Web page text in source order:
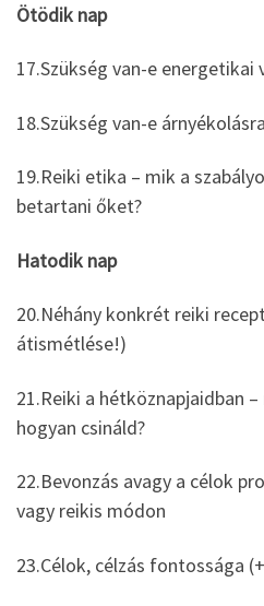
Ötödik nap
17.Szükség van-e energetikai
18.Szükség van-e
19.Reiki etika – mik a
betartani őket?
Hatodik nap
20.Néhány konkrét reiki
átismétlése!)
21.Reiki a hétköznapjaidban
hogyan csináld?
22.Bevonzás avagy a célok
vagy reikis módon
23.Célok, célzás fontossága